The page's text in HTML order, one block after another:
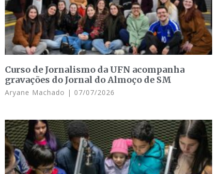
Curso de Jornalismo da UFN acompanha
gravações do Jornal do Almoço de SM
Aryane Machado 07/07/2026